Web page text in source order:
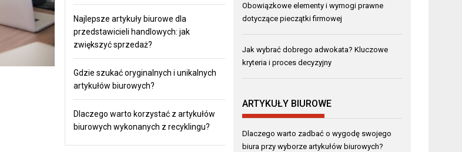
Najlepsze artykuły biurowe dla
przedstawicieli handlowych: jak
zwiększyć sprzedaż?
Gdzie szukać oryginalnych i unikalnych
artykułów biurowych?
Dlaczego warto korzystać z artykułów
biurowych wykonanych z recyklingu?
Obowiązkowe elementy i wymogi prawne
dotyczące pieczątki firmowej
Jak wybrać dobrego adwokata? Kluczowe
kryteria i proces decyzyjny
ARTYKUŁY BIUROWE
Dlaczego warto zadbać o wygodę swojego
biura przy wyborze artykułów biurowych?